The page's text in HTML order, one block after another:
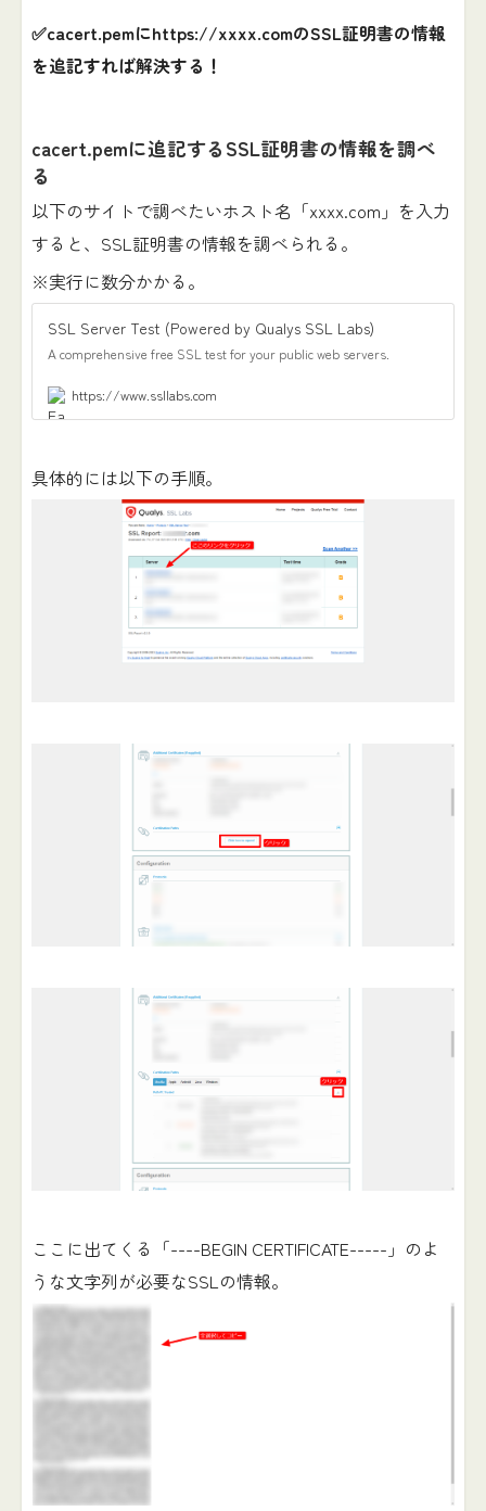
✅cacert.pemにhttps://xxxx.comのSSL証明書の情報
を追記すれば解決する！
cacert.pemに追記するSSL証明書の情報を調べ
る
以下のサイトで調べたいホスト名「xxxx.com」を入力
すると、SSL証明書の情報を調べられる。
※実行に数分かかる。
SSL Server Test (Powered by Qualys SSL Labs)
A comprehensive free SSL test for your public web servers.
https://www.ssllabs.com
具体的には以下の手順。
ここに出てくる「----BEGIN CERTIFICATE-----」のよ
うな文字列が必要なSSLの情報。